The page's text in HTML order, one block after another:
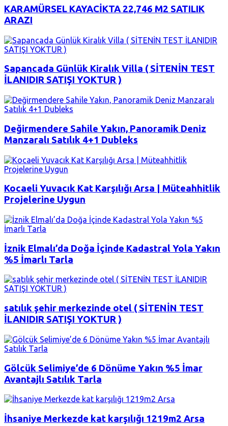
KARAMÜRSEL KAYACİKTA 22,746 M2 SATILIK
ARAZI
Sapancada Günlük Kiralık Villa ( SİTENİN TEST
İLANIDIR SATIŞI YOKTUR )
Değirmendere Sahile Yakın, Panoramik Deniz
Manzaralı Satılık 4+1 Dubleks
Kocaeli Yuvacık Kat Karşılığı Arsa | Müteahhitlik
Projelerine Uygun
İznik Elmalı’da Doğa İçinde Kadastral Yola Yakın
%5 İmarlı Tarla
satılık şehir merkezinde otel ( SİTENİN TEST
İLANIDIR SATIŞI YOKTUR )
Gölcük Selimiye’de 6 Dönüme Yakın %5 İmar
Avantajlı Satılık Tarla
İhsaniye Merkezde kat karşılığı 1219m2 Arsa